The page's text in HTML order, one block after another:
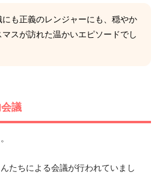
にも正義のレンジャーにも、穏やか
マスが訪れた温かいエピソードでし
議
たちによる会議が行われていまし